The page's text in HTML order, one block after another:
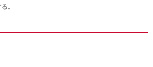
。